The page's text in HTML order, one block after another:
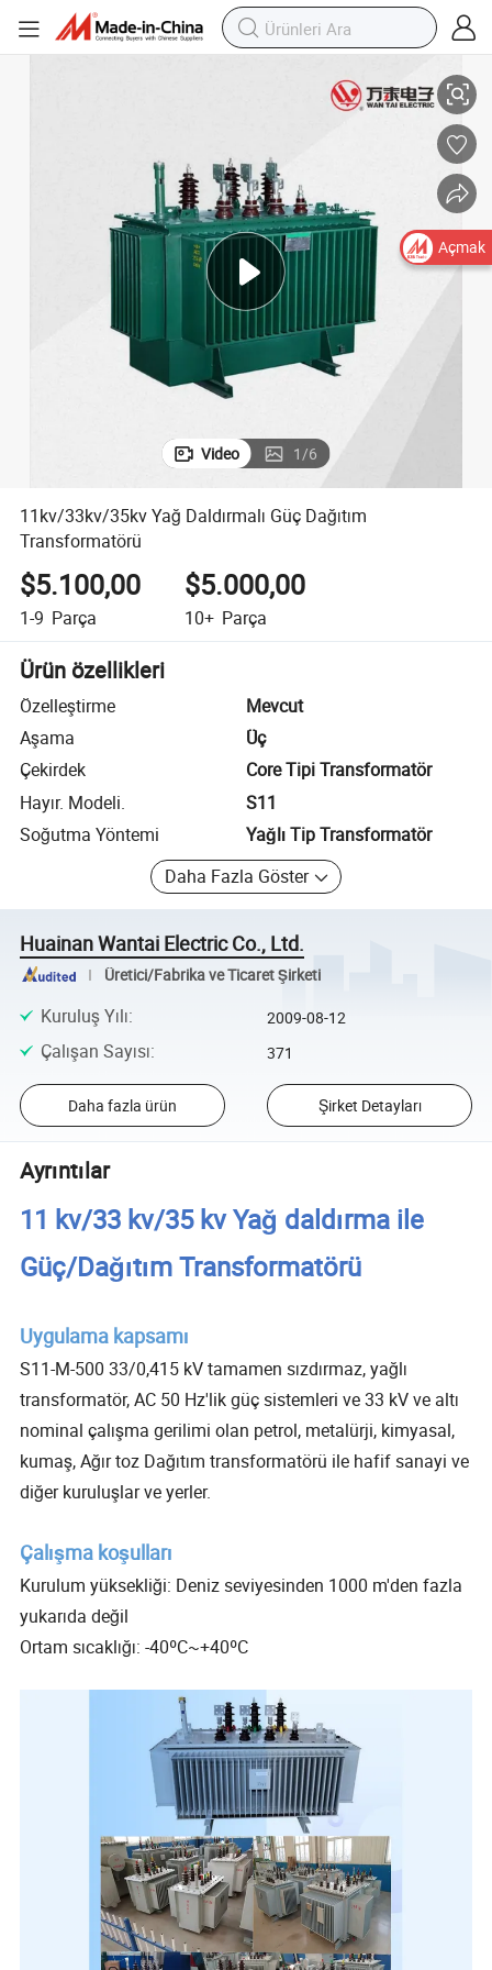
Video 1/6
11kv/33kv/35kv Yağ Daldırmalı Güç Dağıtım
Transformatörü
$5.100,00
1-9 Parça
$5.000,00
10+ Parça
Ürün özellikleri
Özelleştirme
Mevcut
Aşama
Üç
Çekirdek
Core Tipi Transformatör
Hayır. Modeli.
S11
Soğutma Yöntemi
Yağlı Tip Transformatör
Daha Fazla Göster
Huainan Wantai Electric Co., Ltd.
Üretici/Fabrika ve Ticaret Şirketi
Kuruluş Yılı: 2009-08-12
Çalışan Sayısı: 371
Daha fazla ürün Şirket Detayları
Ayrıntılar
11 kv/33 kv/35 kv Yağ daldırma ile
Güç/Dağıtım Transformatörü
Uygulama kapsamı
S11-M-500 33/0,415 kV tamamen sızdırmaz, yağlı
transformatör, AC 50 Hz'lik güç sistemleri ve 33 kV ve altı
nominal çalışma gerilimi olan petrol, metalürji, kimyasal,
kumaş, Ağır toz Dağıtım transformatörü ile hafif sanayi ve
diğer kuruluşlar ve yerler.
Çalışma koşulları
Kurulum yüksekliği: Deniz seviyesinden 1000 m'den fazla
yukarıda değil
Ortam sıcaklığı: -40ºC~+40ºC
Açmak